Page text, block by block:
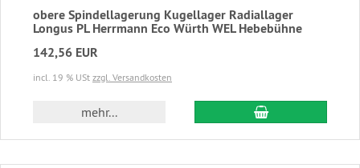
obere Spindellagerung Kugellager Radiallager
Longus PL Herrmann Eco Würth WEL Hebebühne
142,56 EUR
incl. 19 % USt zzgl. Versandkosten
mehr... In den